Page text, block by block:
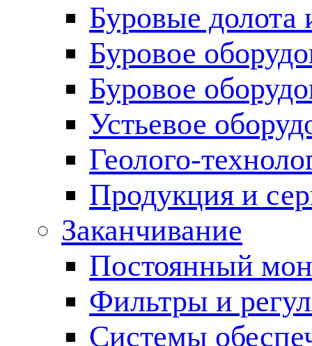
Буровые долота
Буровое
Буровое
Устьевое
Геолого-
Продукция и
Заканчивание
Постоянный
Фильтры и
Cистемы